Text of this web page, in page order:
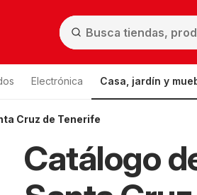
Electrónica Casa, jardín y
Cruz de Tenerife
Catálogo